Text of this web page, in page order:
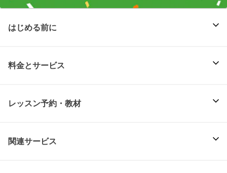
はじめる前に
料金とサービス
レッスン予約・教材
関連サービス